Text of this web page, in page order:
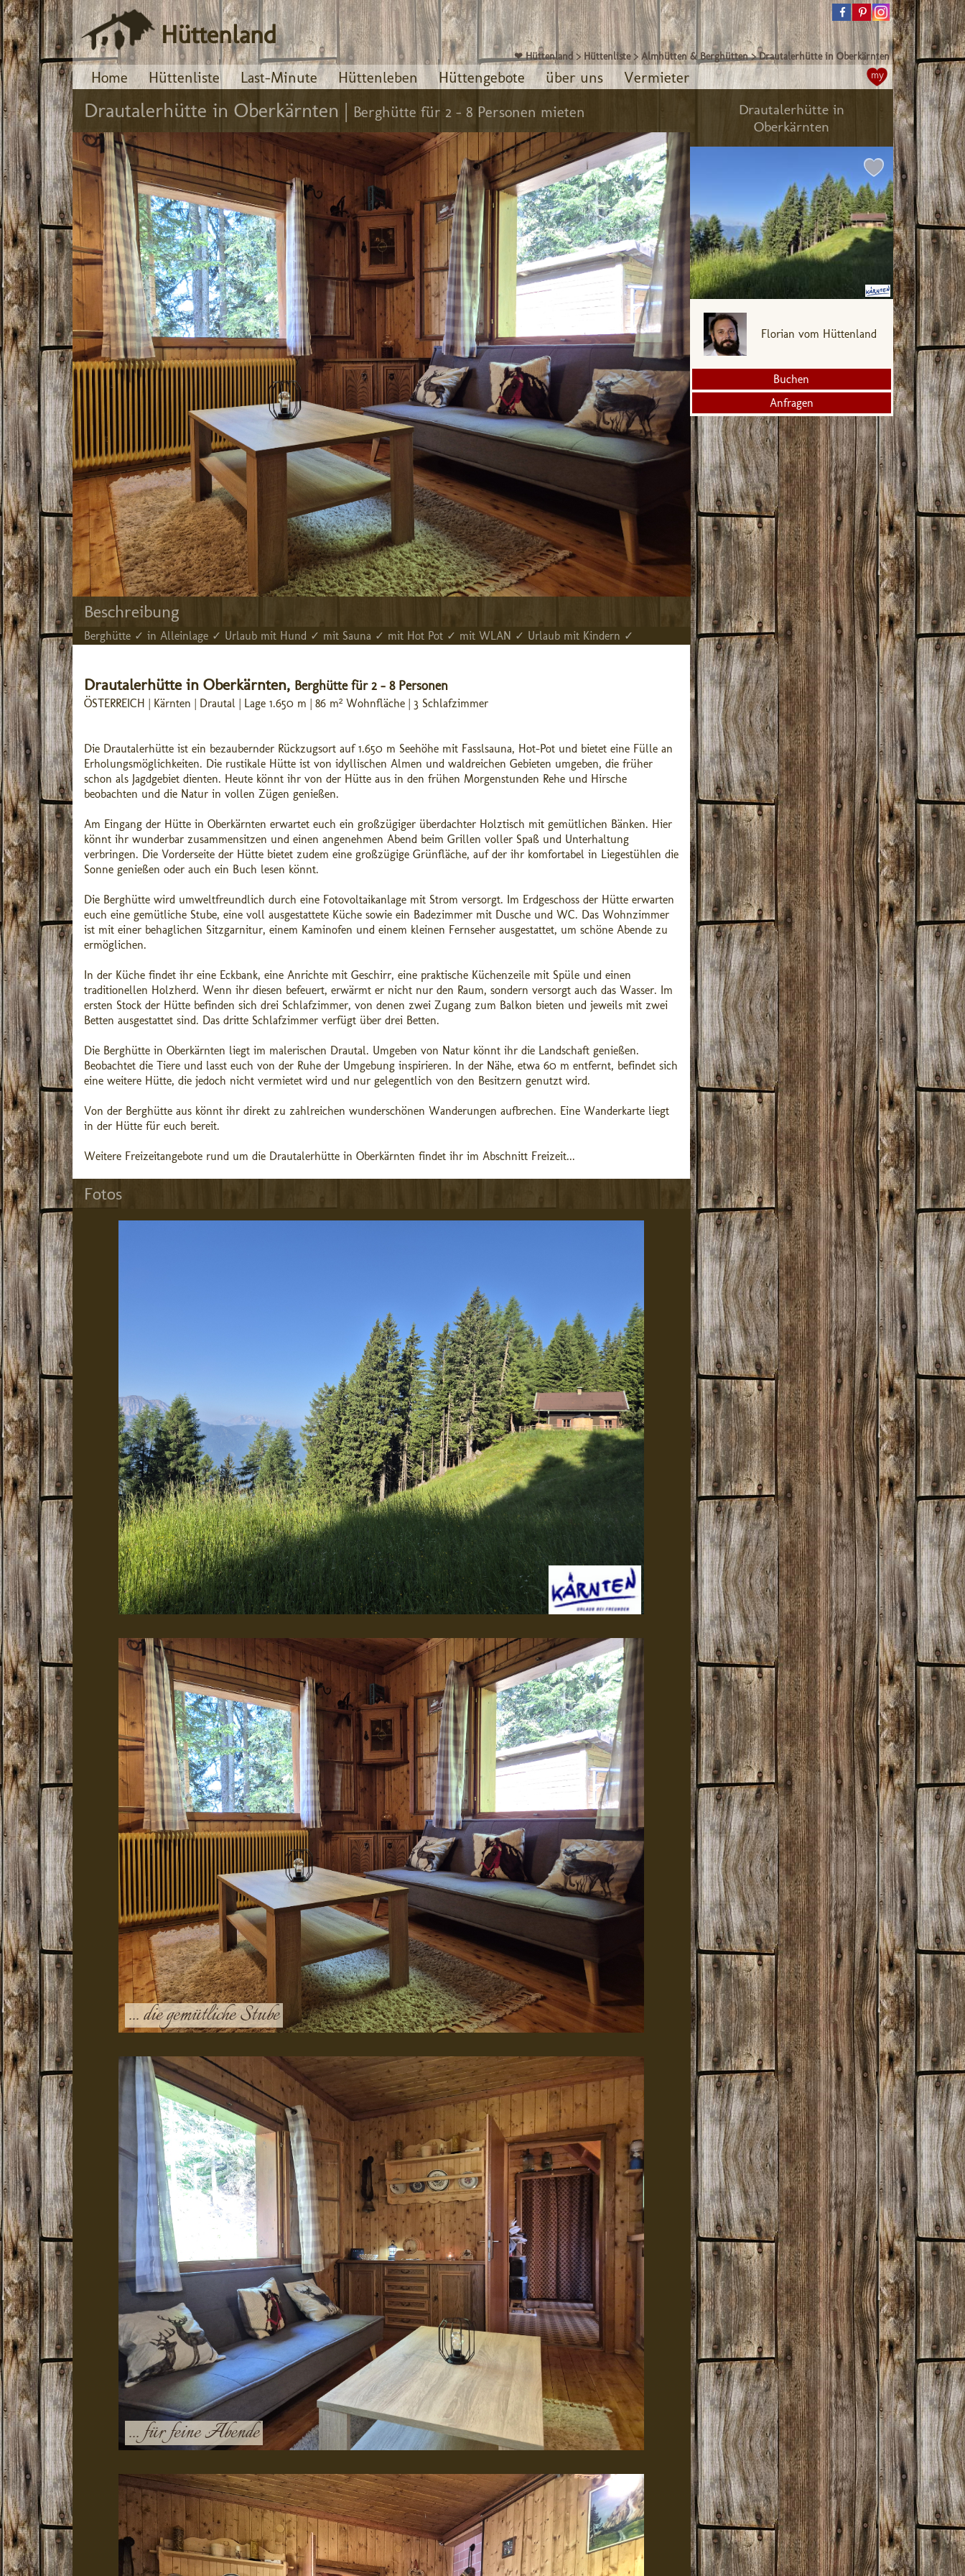
❤ Hüttenland > Hüttenliste >Almhütten & Berghütten >Drautalerhütte in Oberkärnten
Hüttenland
Home Hüttenliste Last-Minute Hüttenleben Hüttengebote über uns Vermieter my
Drautalerhütte in Oberkärnten | Berghütte für 2 - 8 Personen mieten
Beschreibung
Berghütte ✓ in Alleinlage ✓ Urlaub mit Hund ✓ mit Sauna ✓ mit Hot Pot ✓ mit WLAN ✓ Urlaub mit Kindern ✓
Drautalerhütte in Oberkärnten, Berghütte für 2 - 8 Personen
ÖSTERREICH | Kärnten | Drautal | Lage 1.650 m | 86 m² Wohnfläche | 3 Schlafzimmer
Die Drautalerhütte ist ein bezaubernder Rückzugsort auf 1.650 m Seehöhe mit Fasslsauna, Hot-Pot und bietet eine Fülle an
Erholungsmöglichkeiten. Die rustikale Hütte ist von idyllischen Almen und waldreichen Gebieten umgeben, die früher
schon als Jagdgebiet dienten. Heute könnt ihr von der Hütte aus in den frühen Morgenstunden Rehe und Hirsche
beobachten und die Natur in vollen Zügen genießen.
Am Eingang der Hütte in Oberkärnten erwartet euch ein großzügiger überdachter Holztisch mit gemütlichen Bänken. Hier
könnt ihr wunderbar zusammensitzen und einen angenehmen Abend beim Grillen voller Spaß und Unterhaltung
verbringen. Die Vorderseite der Hütte bietet zudem eine großzügige Grünfläche, auf der ihr komfortabel in Liegestühlen die
Sonne genießen oder auch ein Buch lesen könnt.
Die Berghütte wird umweltfreundlich durch eine Fotovoltaikanlage mit Strom versorgt. Im Erdgeschoss der Hütte erwarten
euch eine gemütliche Stube, eine voll ausgestattete Küche sowie ein Badezimmer mit Dusche und WC. Das Wohnzimmer
ist mit einer behaglichen Sitzgarnitur, einem Kaminofen und einem kleinen Fernseher ausgestattet, um schöne Abende zu
ermöglichen.
In der Küche findet ihr eine Eckbank, eine Anrichte mit Geschirr, eine praktische Küchenzeile mit Spüle und einen
traditionellen Holzherd. Wenn ihr diesen befeuert, erwärmt er nicht nur den Raum, sondern versorgt auch das Wasser. Im
ersten Stock der Hütte befinden sich drei Schlafzimmer, von denen zwei Zugang zum Balkon bieten und jeweils mit zwei
Betten ausgestattet sind. Das dritte Schlafzimmer verfügt über drei Betten.
Die Berghütte in Oberkärnten liegt im malerischen Drautal. Umgeben von Natur könnt ihr die Landschaft genießen.
Beobachtet die Tiere und lasst euch von der Ruhe der Umgebung inspirieren. In der Nähe, etwa 60 m entfernt, befindet sich
eine weitere Hütte, die jedoch nicht vermietet wird und nur gelegentlich von den Besitzern genutzt wird.
Von der Berghütte aus könnt ihr direkt zu zahlreichen wunderschönen Wanderungen aufbrechen. Eine Wanderkarte liegt
in der Hütte für euch bereit.
Weitere Freizeitangebote rund um die Drautalerhütte in Oberkärnten findet ihr im Abschnitt Freizeit...
Fotos
... die gemütliche Stube
... für feine Abende
Drautalerhütte in
Oberkärnten
Florian vom Hüttenland
Buchen
Anfragen